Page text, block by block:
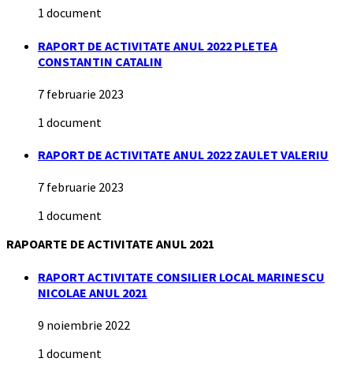
1 document
RAPORT DE ACTIVITATE ANUL 2022 PLETEA
CONSTANTIN CATALIN
7 februarie 2023
1 document
RAPORT DE ACTIVITATE ANUL 2022 ZAULET VALERIU
7 februarie 2023
1 document
RAPOARTE DE ACTIVITATE ANUL 2021
RAPORT ACTIVITATE CONSILIER LOCAL MARINESCU
NICOLAE ANUL 2021
9 noiembrie 2022
1 document